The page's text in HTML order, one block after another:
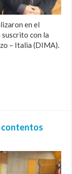
en el
suscrito con la
– Italia (DIMA).
contentos